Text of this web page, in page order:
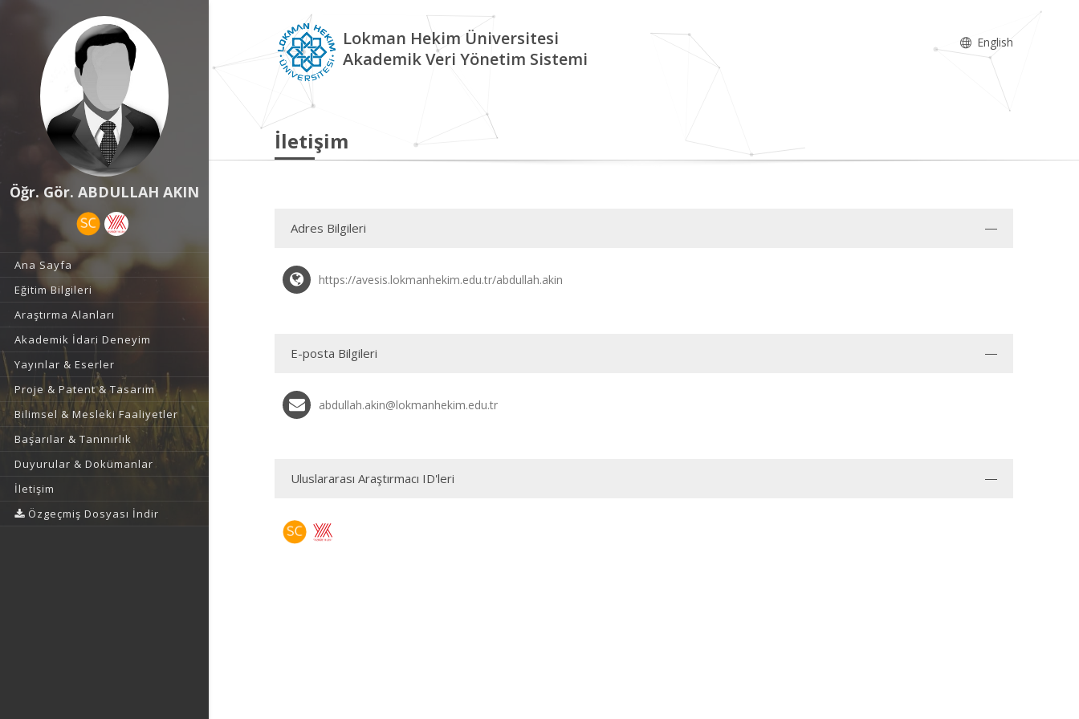
Öğr. Gör. ABDULLAH AKIN
Ana Sayfa
Eğitim Bilgileri
Araştırma Alanları
Akademik İdari Deneyim
Yayınlar & Eserler
Proje & Patent & Tasarım
Bilimsel & Mesleki Faaliyetler
Başarılar & Tanınırlık
Duyurular & Dokümanlar
İletişim
Özgeçmiş Dosyası İndir
Lokman Hekim Üniversitesi
Akademik Veri Yönetim Sistemi
English
İletişim
Adres Bilgileri
https://avesis.lokmanhekim.edu.tr/abdullah.akin
E-posta Bilgileri
abdullah.akin@lokmanhekim.edu.tr
Uluslararası Araştırmacı ID'leri